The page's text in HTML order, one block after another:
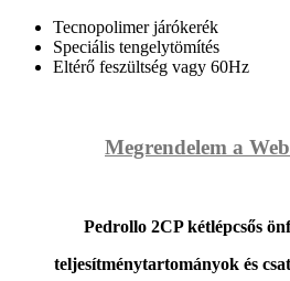
Tecnopolimer járókerék
Speciális tengelytömítés
Eltérő feszültség vagy 60Hz
Megrendelem a
Pedrollo 2CP kétlépcsős
teljesítménytartományok és